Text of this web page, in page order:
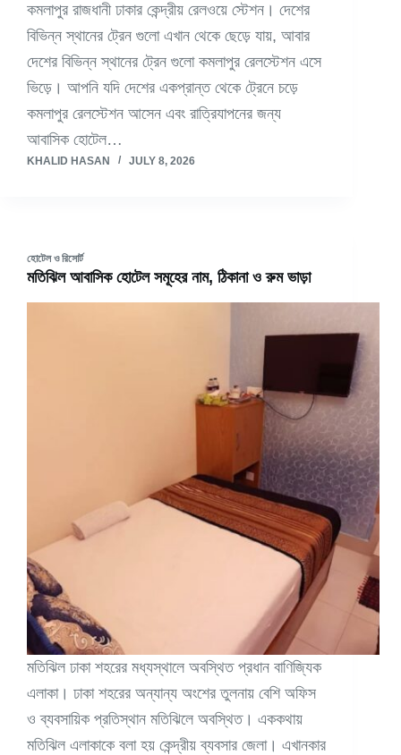
কমলাপুর রাজধানী ঢাকার কেন্দ্রীয় রেলওয়ে স্টেশন। দেশের
বিভিন্ন স্থানের ট্রেন গুলো এখান থেকে ছেড়ে যায়, আবার
দেশের বিভিন্ন স্থানের ট্রেন গুলো কমলাপুর রেলস্টেশন এসে
ভিড়ে। আপনি যদি দেশের একপ্রান্ত থেকে ট্রেনে চড়ে
কমলাপুর রেলস্টেশন আসেন এবং রাত্রিযাপনের জন্য
আবাসিক হোটেল…
KHALID HASAN JULY 8, 2026
হোটেল ও রিসোর্ট
মতিঝিল আবাসিক হোটেল সমূহের নাম, ঠিকানা ও রুম ভাড়া
মতিঝিল ঢাকা শহরের মধ্যস্থালে অবস্থিত প্রধান বাণিজ্যিক
এলাকা। ঢাকা শহরের অন্যান্য অংশের তুলনায় বেশি অফিস
ও ব্যবসায়িক প্রতিস্থান মতিঝিলে অবস্থিত। এককথায়
মতিঝিল এলাকাকে বলা হয় কেন্দ্রীয় ব্যবসার জেলা। এখানকার